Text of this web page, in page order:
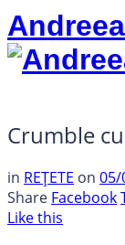
Crumble
in REȚETE on 05/
Share Facebook
Like this